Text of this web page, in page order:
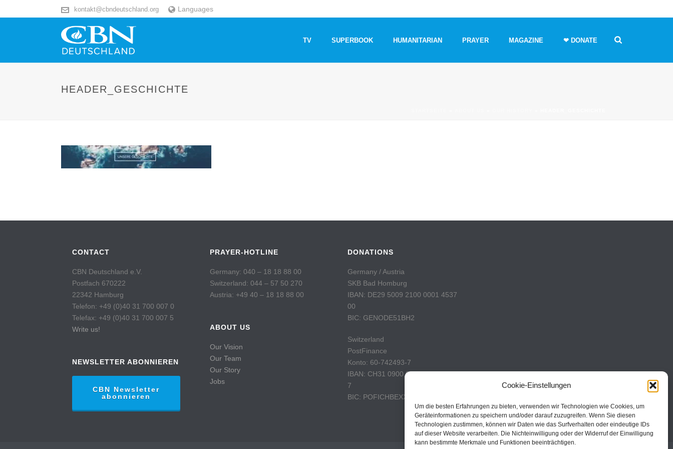
Cookie-Einstellungen
Um die besten Erfahrungen zu bieten, verwenden wir Technologien wie Cookies, um
Geräteinformationen zu speichern und/oder darauf zuzugreifen. Wenn Sie diesen
Technologien zustimmen, können wir Daten wie das Surfverhalten oder eindeutige IDs
auf dieser Website verarbeiten. Die Nichteinwilligung oder der Widerruf der Einwilligung
kann bestimmte Merkmale und Funktionen beeinträchtigen.
kontakt@cbndeutschland.org Languages
TV SUPERBOOK HUMANITARIAN PRAYER MAGAZINE ❤ DONATE
HEADER_GESCHICHTE
CONTACT
CBN Deutschland e.V.
Postfach 670222
22342 Hamburg
Telefon: +49 (0)40 31 700 007 0
Telefax: +49 (0)40 31 700 007 5
Write us!
NEWSLETTER ABONNIEREN
CBN Newsletter
abonnieren
PRAYER-HOTLINE
Germany: 040 – 18 18 88 00
Switzerland: 044 – 57 50 270
Austria: +49 40 – 18 18 88 00
ABOUT US
Our Vision
Our Team
Our Story
Jobs
DONATIONS
Germany / Austria
SKB Bad Homburg
IBAN: DE29 5009 2100 0001 4537
00
BIC: GENODE51BH2
Switzerland
PostFinance
Konto: 60-742493-7
IBAN: CH31 0900 0000 6074 2493
7
BIC: POFICHBEXXX